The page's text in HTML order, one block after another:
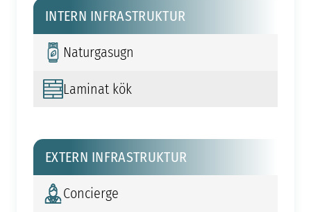
INTERN INFRASTRUKTUR
Naturgasugn
Laminat kök
EXTERN INFRASTRUKTUR
Concierge